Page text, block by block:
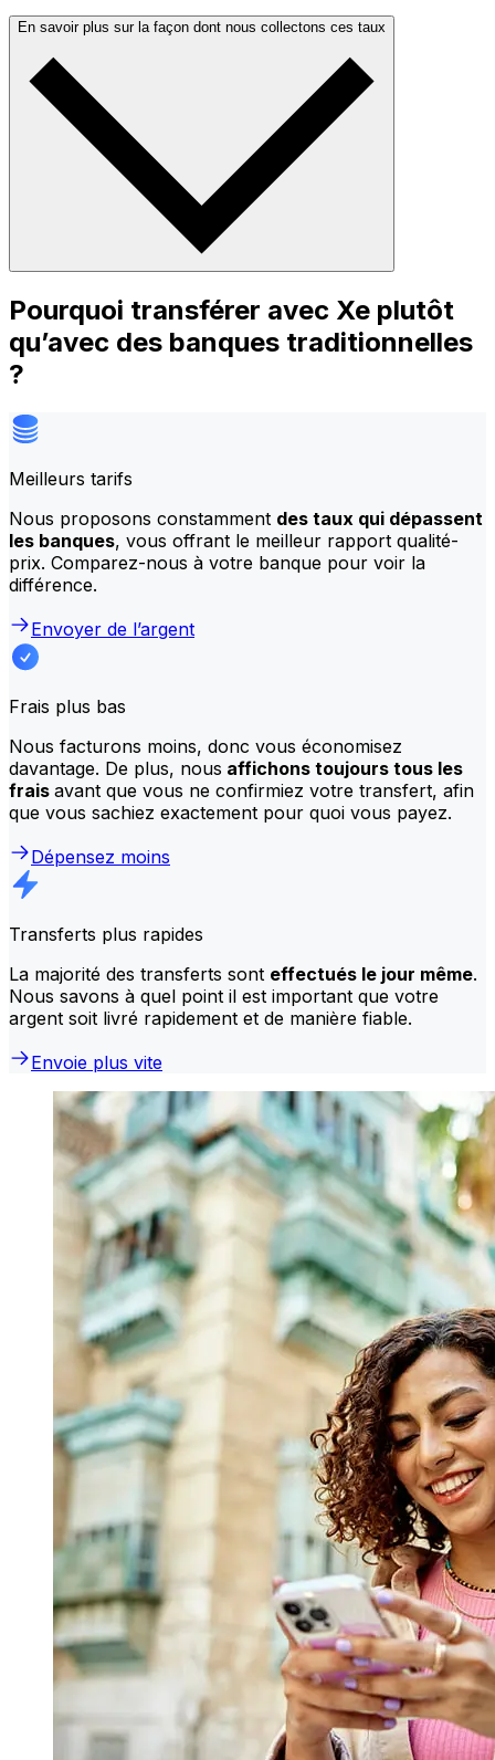
En savoir plus sur la façon dont nous collectons ces taux
Pourquoi transférer avec Xe plutôt
qu’avec des banques traditionnelles
?
Meilleurs tarifs
Nous proposons constamment des taux qui dépassent
les banques, vous offrant le meilleur rapport qualité-
prix. Comparez-nous à votre banque pour voir la
différence.
Envoyer de l’argent
Frais plus bas
Nous facturons moins, donc vous économisez
davantage. De plus, nous affichons toujours tous les
frais avant que vous ne confirmiez votre transfert, afin
que vous sachiez exactement pour quoi vous payez.
Dépensez moins
Transferts plus rapides
La majorité des transferts sont effectués le jour même.
Nous savons à quel point il est important que votre
argent soit livré rapidement et de manière fiable.
Envoie plus vite